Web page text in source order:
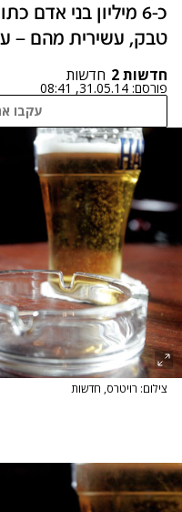
כ-6 מיליון בני אדם
טבק, עשירית מהם –
חדשות 2 חדשות
פורסם: 31.05.14, 08:41
עקבו
צילום: רויטרס, חדשות